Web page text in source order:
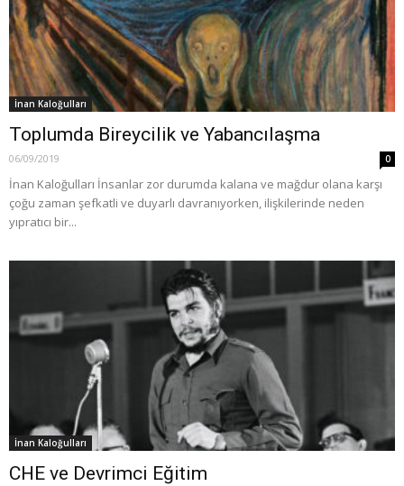
İnan Kaloğulları
Toplumda Bireycilik ve Yabancılaşma
06/09/2019 0
İnan Kaloğulları İnsanlar zor durumda kalana ve mağdur olana karşı
çoğu zaman şefkatli ve duyarlı davranıyorken, ilişkilerinde neden
yıpratıcı bir...
İnan Kaloğulları
CHE ve Devrimci Eğitim